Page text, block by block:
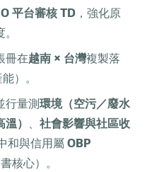
平台審核TD ，強化原
冊在越南 × 台灣複製落
）。
行量測環境（空污／廢水
）
社會影響與社區收
和與信用屬 OBP
核心）。